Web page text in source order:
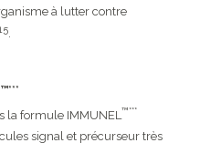
à lutter contre
.
™***
la formule IMMUNEL™***
signal et précurseur très